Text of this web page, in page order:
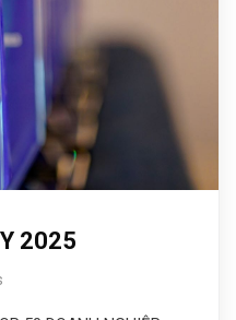
2025